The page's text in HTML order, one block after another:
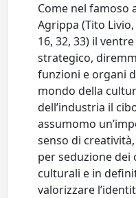
Come nel famoso
Agrippa (Tito
16, 32, 33) il
strategico,
funzioni e organi
mondo della
dell’industria il
assumomo
senso di
per seduzione
culturali e in
valorizzare